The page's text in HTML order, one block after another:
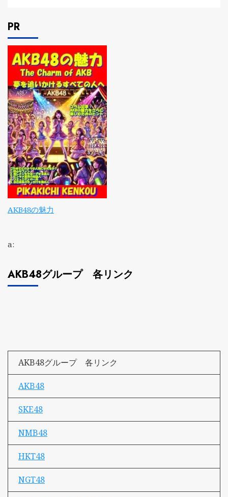
PR
AKB48の魅力
a:
AKB48グループ 各リンク
AKB48グループ 各リンク
AKB48
SKE48
NMB48
HKT48
NGT48